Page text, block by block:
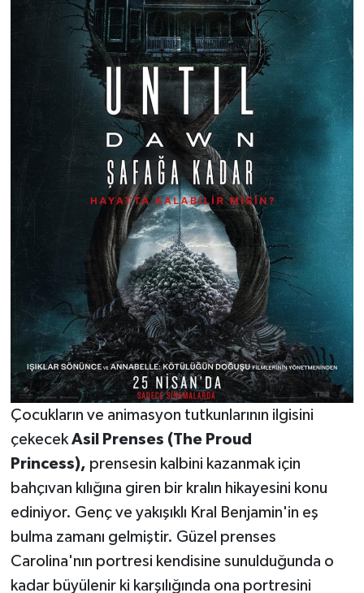
Çocukların ve animasyon tutkunlarının ilgisini
çekecek Asil Prenses (The Proud
Princess), prensesin kalbini kazanmak için
bahçıvan kılığına giren bir kralın hikayesini konu
ediniyor. Genç ve yakışıklı Kral Benjamin'in eş
bulma zamanı gelmiştir. Güzel prenses
Carolina'nın portresi kendisine sunulduğunda o
kadar büyülenir ki karşılığında ona portresini